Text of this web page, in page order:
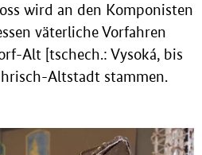
wird an den Komponisten
väterliche Vorfahren
Alt [tschech.: Vysoká, bis
Altstadt stammen.